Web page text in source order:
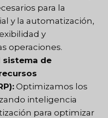
para la
y la automatización,
y
operaciones.
de
Optimizamos los
inteligencia
para optimizar